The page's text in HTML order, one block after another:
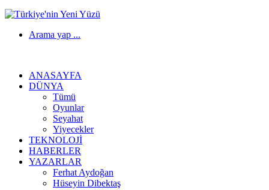
Arama yap ...
ANASAYFA
DÜNYA
Tümü
Oyunlar
Seyahat
Yiyecekler
TEKNOLOJI
HABERLER
YAZARLAR
Ferhat Aydoğan
Hüseyin Dibektaş